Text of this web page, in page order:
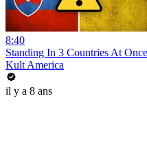
8:40
Standing In 3 Countries At
Kult America
il y a 8 ans